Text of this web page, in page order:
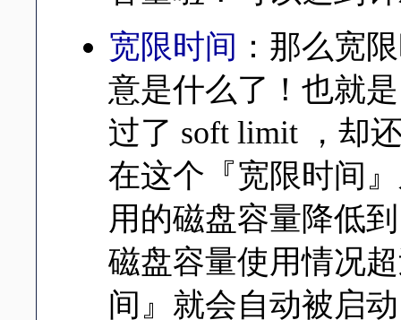
宽限时间 ：那么宽
意是什么了！也就
过了 soft limit ，却
在这个『宽限时间
用的磁盘容量降低
磁盘容量使用情况
间』就会自动被启